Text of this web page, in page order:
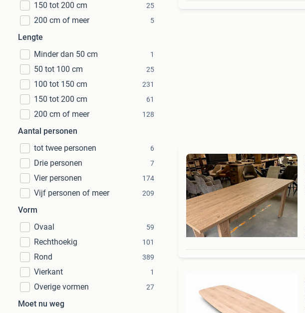
150 tot 200 cm 25
200 cm of meer 5
Lengte
Minder dan 50 cm
1
50 tot 100 cm 25
100 tot 150 cm 231
150 tot 200 cm 61
200 cm of meer 128
Aantal personen
tot twee personen
6
Drie personen 7
Vier personen 174
Vijf personen of meer 209
Vorm
Ovaal
59
Rechthoekig 101
Rond 389
Vierkant 1
Overige vormen 27
Moet nu weg